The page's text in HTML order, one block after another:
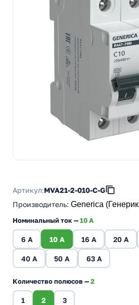
Артикул:MVA21-2-010-C-G
Производитель: Generica
Номинальный ток —10 A
6 A 10 A 16 A 20 A
40 A 50 A 63 A
Количество полюсов —2
1 2 3